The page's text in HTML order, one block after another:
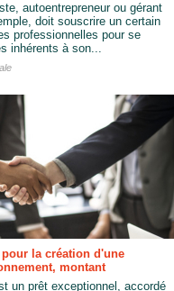
autoentrepreneur ou gérant
doit souscrire un certain
professionnelles pour se
inhérents à son...
pour la création d'une
montant
un prêt exceptionnel, accordé